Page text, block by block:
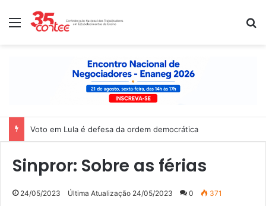
Menu
Voto em Lula é defesa da ordem democrática
Sinpror: Sobre as férias
24/05/2023 Última Atualização 24/05/2023 0 371